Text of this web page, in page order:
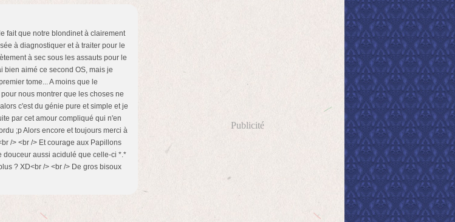
fait que notre blondinet à clairement
à diagnostiquer et à traiter pour le
à sec sous les assauts pour le
bien aimé ce second OS, mais je
tome... A moins que le
nous montrer que les choses ne
c'est du génie pure et simple et je
par cet amour compliqué qui n'en
;p Alors encore et toujours merci à
/> <br /> Et courage aux Papillons
douceur aussi acidulé que celle-ci *.*
? XD<br /> <br /> De gros bisoux
Publicité